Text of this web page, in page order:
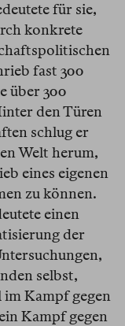
für sie,
konkrete
fast 300
über 300
den Türen
schlug er
Welt herum,
eines eigenen
zu können.
einen
der
selbst,
im Kampf gegen
Kampf gegen